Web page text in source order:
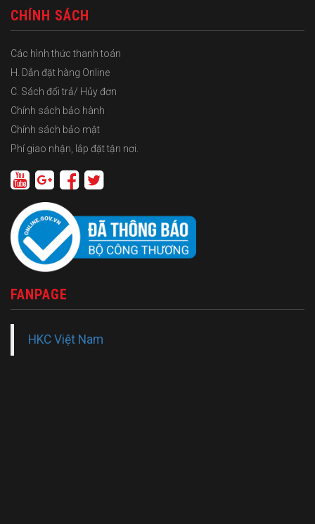
CHÍNH SÁCH
Các hình thức thanh toán
H. Dẫn đặt hàng Online
C. Sách đổi trả/ Hủy đơn
Chính sách bảo hành
Chính sách bảo mật
Phí giao nhận, lắp đặt tận nơi.
FANPAGE
HKC Việt Nam